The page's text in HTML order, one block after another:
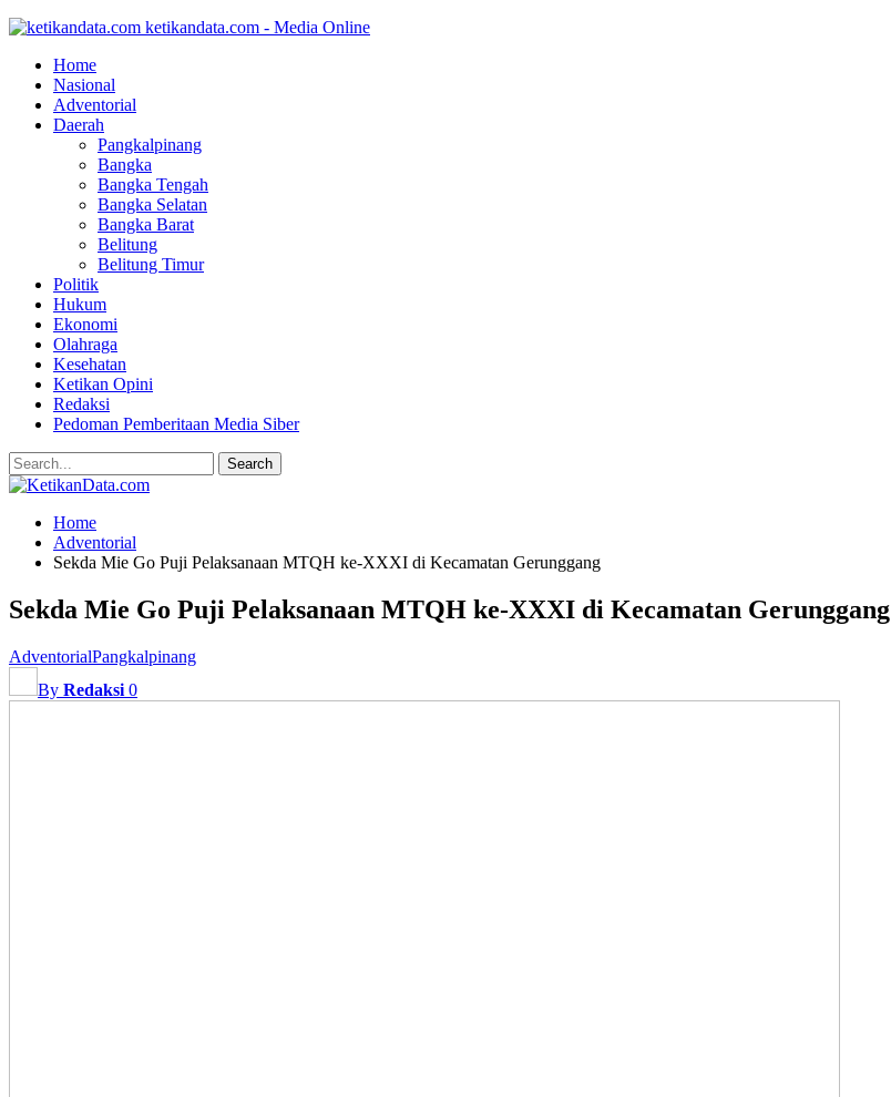
ketikandata.com - Media Online
Home
Nasional
Adventorial
Daerah
Pangkalpinang
Bangka
Bangka Tengah
Bangka Selatan
Bangka Barat
Belitung
Belitung Timur
Politik
Hukum
Ekonomi
Olahraga
Kesehatan
Ketikan Opini
Redaksi
Pedoman Pemberitaan Media Siber
Home
Adventorial
Sekda Mie Go Puji Pelaksanaan MTQH ke-XXXI di Kecamatan Gerunggang
Sekda Mie Go Puji Pelaksanaan MTQH ke-XXXI di Kecamatan Gerunggang
AdventorialPangkalpinang
By Redaksi 0